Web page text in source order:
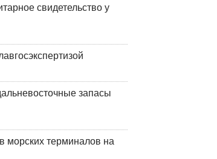
свидетельство у
запасы
морских терминалов на